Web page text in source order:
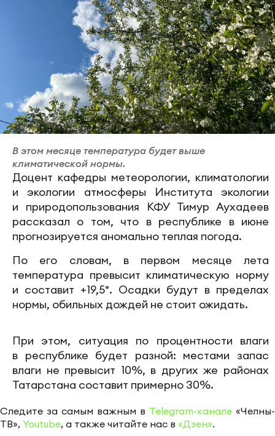
В этом месяце температура будет выше
климатической нормы.
Доцент кафедры метеорологии, климатологии
и экологии атмосферы Института экологии
и природопользования КФУ Тимур Аухадеев
рассказал о том, что в республике в июне
прогнозируется аномально теплая погода.
По его словам, в первом месяце лета
температура превысит климатическую норму
и составит +19,5°. Осадки будут в пределах
нормы, обильных дождей не стоит ожидать.
При этом, ситуация по процентности влаги
в республике будет разной: местами запас
влаги не превысит 10%, в других же районах
Татарстана составит примерно 30%.
Следите за самым важным в Telegram-канале «Челны-
ТВ», Youtube, а также читайте нас в «Дзен».